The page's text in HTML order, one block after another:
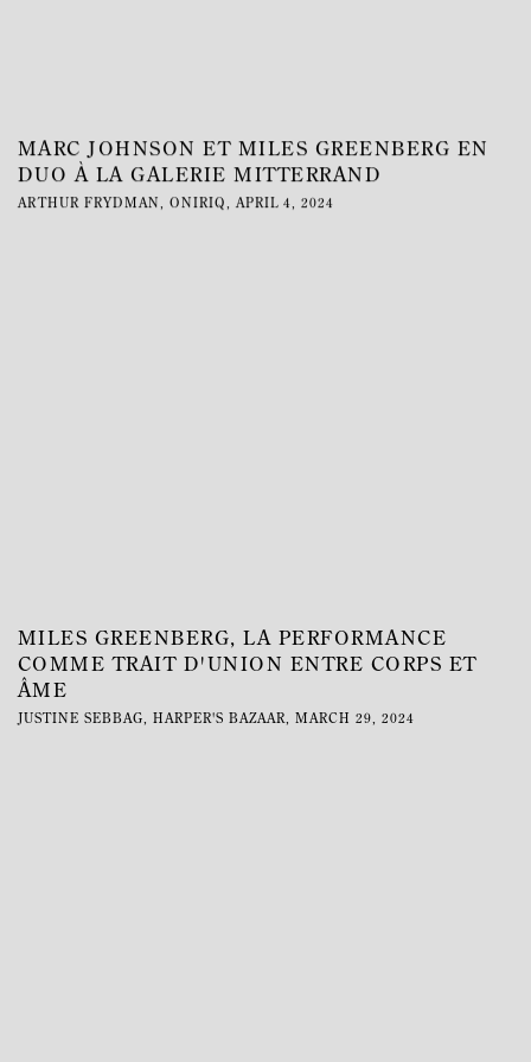
MARC JOHNSON ET MILES GREENBERG EN
DUO À LA GALERIE MITTERRAND
ARTHUR FRYDMAN, ONIRIQ, APRIL 4, 2024
MILES GREENBERG, LA PERFORMANCE
COMME TRAIT D'UNION ENTRE CORPS ET
ÂME
JUSTINE SEBBAG, HARPER'S BAZAAR, MARCH 29, 2024